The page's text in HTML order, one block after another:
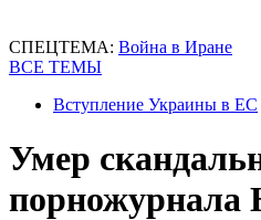
СПЕЦТЕМА: Война в Иране
ВСЕ ТЕМЫ
Вступление Украины в ЕС
Умер
порножурнала